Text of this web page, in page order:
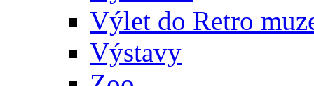
Výlet do Retro
Výstavy